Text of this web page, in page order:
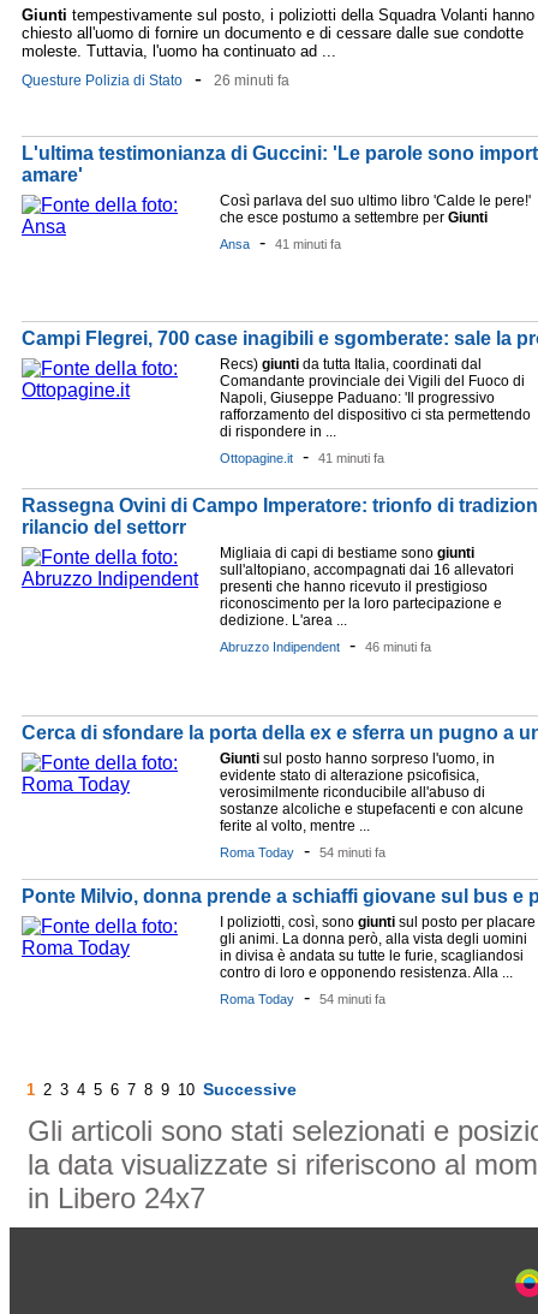
Giunti tempestivamente sul posto, i poliziotti della Squadra Volanti hanno
chiesto all'uomo di fornire un documento e di cessare dalle sue condotte
moleste. Tuttavia, l'uomo ha continuato ad ...
Questure Polizia di Stato - 26 minuti fa
L'ultima testimonianza di Guccini: 'Le parole sono
amare'
Così parlava del suo ultimo libro 'Calde le pere!'
che esce postumo a settembre per Giunti
Ansa - 41 minuti fa
Campi Flegrei, 700 case inagibili e sgomberate: sale la
Recs) giunti da tutta Italia, coordinati dal
Comandante provinciale dei Vigili del Fuoco di
Napoli, Giuseppe Paduano: 'Il progressivo
rafforzamento del dispositivo ci sta permettendo
di rispondere in ...
Ottopagine.it - 41 minuti fa
Rassegna Ovini di Campo Imperatore: trionfo di
rilancio del settorr
Migliaia di capi di bestiame sono giunti
sull'altopiano, accompagnati dai 16 allevatori
presenti che hanno ricevuto il prestigioso
riconoscimento per la loro partecipazione e
dedizione. L'area ...
Abruzzo Indipendent - 46 minuti fa
Cerca di sfondare la porta della ex e sferra un pugno a
Giunti sul posto hanno sorpreso l'uomo, in
evidente stato di alterazione psicofisica,
verosimilmente riconducibile all'abuso di
sostanze alcoliche e stupefacenti e con alcune
ferite al volto, mentre ...
Roma Today - 54 minuti fa
Ponte Milvio, donna prende a schiaffi giovane sul bus e
I poliziotti, così, sono giunti sul posto per placare
gli animi. La donna però, alla vista degli uomini
in divisa è andata su tutte le furie, scagliandosi
contro di loro e opponendo resistenza. Alla ...
Roma Today - 54 minuti fa
1 2 3 4 5 6 7 8 9 10 Successive
Gli articoli sono stati selezionati e
la data visualizzate si riferiscono al
in Libero 24x7